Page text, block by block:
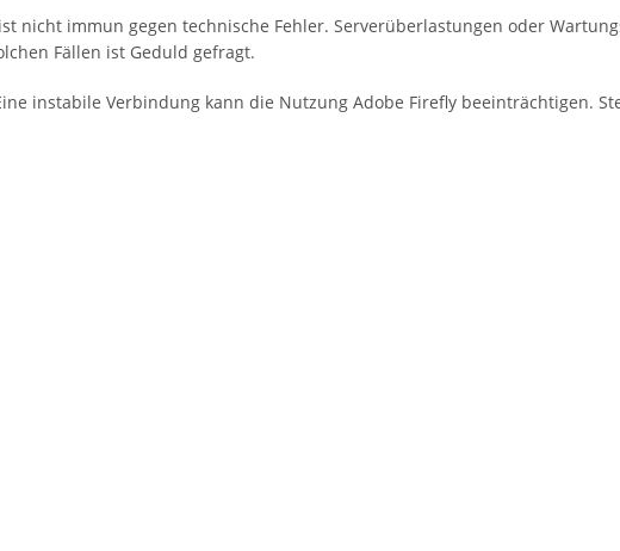
nicht immun gegen technische Fehler. Serverüberlastungen oder
Fällen ist Geduld gefragt.
instabile Verbindung kann die Nutzung Adobe Firefly beeinträchtigen.